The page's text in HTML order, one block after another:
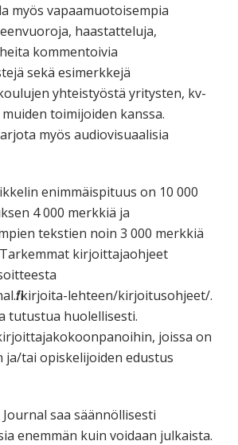
myös vapaamuotoisempia
haastatteluja,
kommentoivia
sekä esimerkkejä
yhteistyöstä yritysten, kv-
toimijoiden kanssa.
myös audiovisuaalisia
enimmäispituus on 10 000
4 000 merkkiä ja
tekstien noin 3 000 merkkiä
kirjoittajaohjeet
kirjoita-lehteen/kirjoitusohjeet/.
tutustua huolellisesti.
joissa on
ja/tai opiskelijoiden edustus
saa säännöllisesti
enemmän kuin voidaan julkaista.